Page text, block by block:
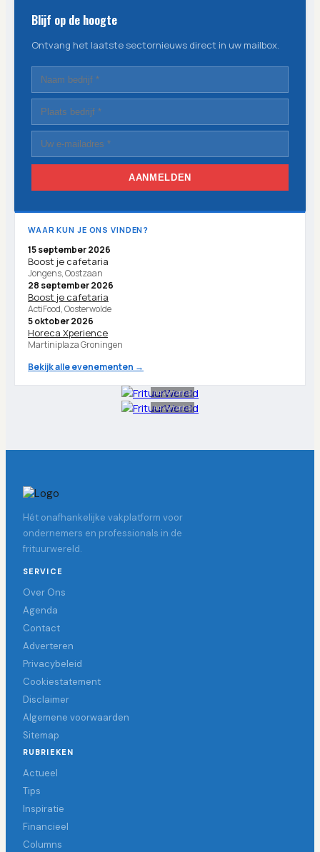
Blijf op de hoogte
Ontvang het laatste sectornieuws direct in uw mailbox.
AANMELDEN
WAAR KUN JE ONS VINDEN?
15 september 2026
Boost je cafetaria
Jongens, Oostzaan
28 september 2026
Boost je cafetaria
ActiFood, Oosterwolde
5 oktober 2026
Horeca Xperience
Martiniplaza Groningen
Bekijk alle evenementen →
Advertentie
Advertentie
Hét onafhankelijke vakplatform voor
ondernemers en professionals in de
frituurwereld.
SERVICE
Over Ons
Agenda
Contact
Adverteren
Privacybeleid
Cookiestatement
Disclaimer
Algemene voorwaarden
Sitemap
RUBRIEKEN
Actueel
Tips
Inspiratie
Financieel
Columns